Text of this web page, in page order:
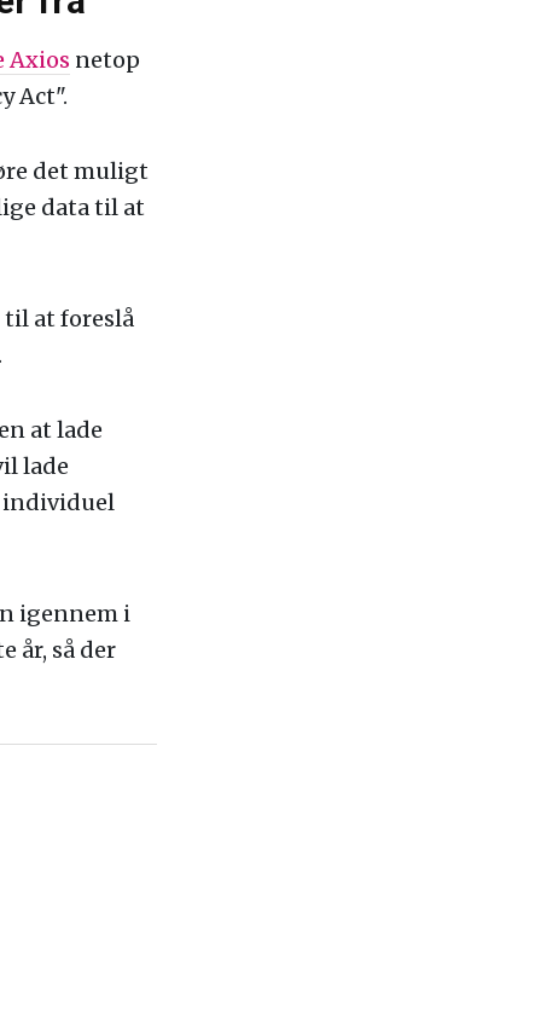
Axios netop
Act".
det muligt
data til at
at foreslå
at lade
lade
individuel
igennem i
år, så der